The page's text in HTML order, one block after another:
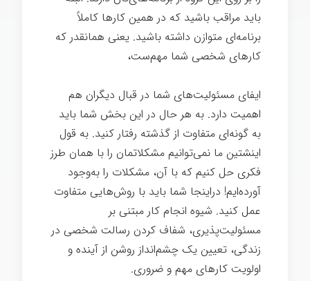
باید مراقب باشید که در همین کارها کاملاً
برنامه‌ای متوازن داشته باشید. یعنی همانقدر که
کارهای شخصی شما مهم‌ست،
ایفای مسئولیت‌های شما در قبال دیگران هم
اهمیت دارد. به هر حال در این بخش شما باید
به گونه‌ای متفاوت از گذشته رفتار کنید. به قول
اینشتین ما نمی‌توانیم مشکلاتمان را با همان طرز
فکری حل کنیم که با آن، مشکلات را به‌وجود
آورده‌ایم! دراینجا شما باید با روش‌هایی متفاوت
عمل کنید. شیوه انجام کار مبتنی بر
مسئولیت‌پذیری، شفاف کردن رسالت شخصی در
زندگی، تعیین یک چشم‌انداز روشن از آینده و
اولویت کارهای مهم و ضروری.